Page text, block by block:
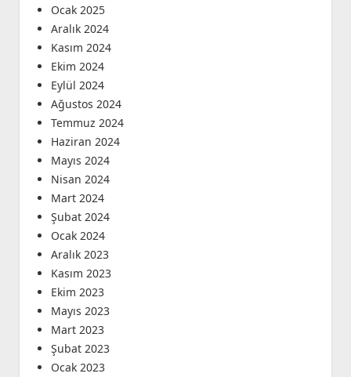
Ocak 2025
Aralık 2024
Kasım 2024
Ekim 2024
Eylül 2024
Ağustos 2024
Temmuz 2024
Haziran 2024
Mayıs 2024
Nisan 2024
Mart 2024
Şubat 2024
Ocak 2024
Aralık 2023
Kasım 2023
Ekim 2023
Mayıs 2023
Mart 2023
Şubat 2023
Ocak 2023